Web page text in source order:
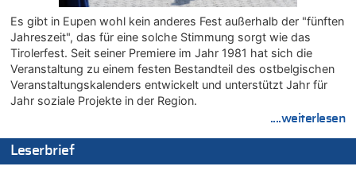
05.08.2026 - 17:00 von Chips zu
Wasserstand des Rheins in NRW so niedrig wie noch nie
05.08.2026 - 17:00 von Dax zu
Wie kam es zur Ceuta-Krise?
05.08.2026 - 16:51 von Chips zu
Es gibt mmer mehr Fälle von Fahrerflucht in Belgien –
Fußgänger und Radfahrer sind die häufigsten Opfer
05.08.2026 - 16:47 von Hugo Egon Bernhard von Sinnen zu
Es gibt in Eupen wohl kein anderes Fest außerhalb der "fünften
Jahreszeit", das für eine solche Stimmung sorgt wie das
Tirolerfest. Seit seiner Premiere im Jahr 1981 hat sich die
Veranstaltung zu einem festen Bestandteil des ostbelgischen
Veranstaltungskalenders entwickelt und unterstützt Jahr für
Jahr soziale Projekte in der Region.
....weiterlesen
Leserbrief